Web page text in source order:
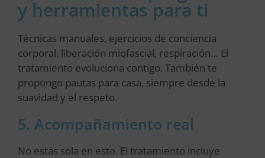
y herramientas para ti
Técnicas manuales, ejercicios de conciencia
corporal, liberación miofascial, respiración… El
tratamiento evoluciona contigo. También te
propongo pautas para casa, siempre desde la
suavidad y el respeto.
5. Acompañamiento real
No estás sola en esto. El tratamiento incluye